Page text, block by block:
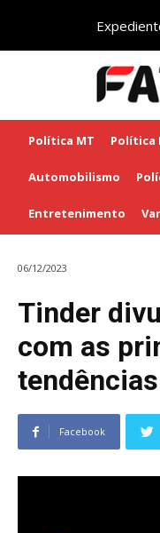
Política MT Política
Automobilismo
Entretenimento
06/12/2023
Tinder
com as
Facebook